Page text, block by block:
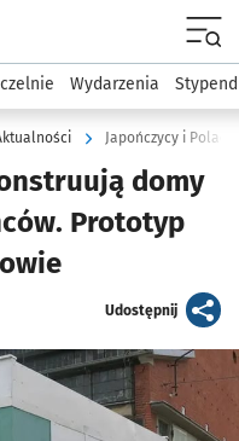
Akademicki
Wydarzenia
domy
Prototyp
Udostępnijartykuł